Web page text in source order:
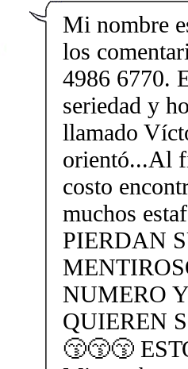
Mi nombre
los
4986 6770.
seriedad y
llamado
orientó...Al
costo
muchos
PIERDAN
NUMERO
QUIEREN
😙😙😙